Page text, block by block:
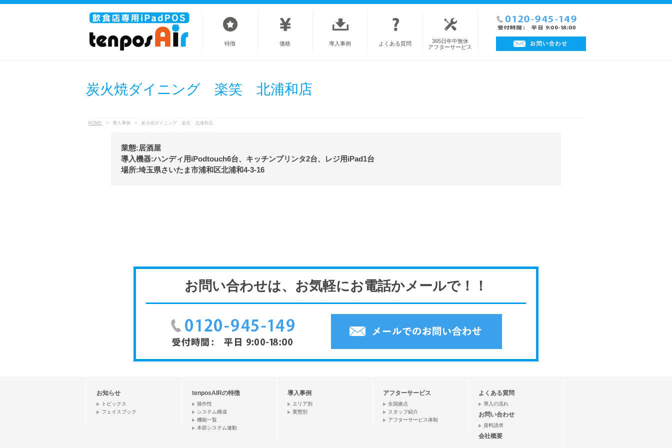
特徴 価格 導入事例 よくある質問
365日年中無休
アフターサービス
炭火焼ダイニング 楽笑 北浦和店
HOME > 導入事例 > 炭火焼ダイニング 楽笑 北浦和店
業態:居酒屋
導入機器:ハンディ用iPodtouch6台、キッチンプリンタ2台、レジ用iPad1台
場所:埼玉県さいたま市浦和区北浦和4-3-16
お問い合わせは、お気軽にお電話かメールで！！
お知らせ
トピックス
フェイスブック
tenposAIRの特徴
操作性
システム構成
機能一覧
本部システム連動
導入事例
エリア別
業態別
アフターサービス
全国拠点
スタッフ紹介
アフターサービス体制
よくある質問
導入の流れ
お問い合わせ
資料請求
会社概要